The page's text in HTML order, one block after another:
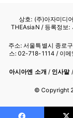
상호: (주)아자미디
THEAsiaN / 등록정보:
주소: 서울특별시 종로
스: 02-718-1114 / 이
아시아엔 소개 / 인사말/
© Copyright